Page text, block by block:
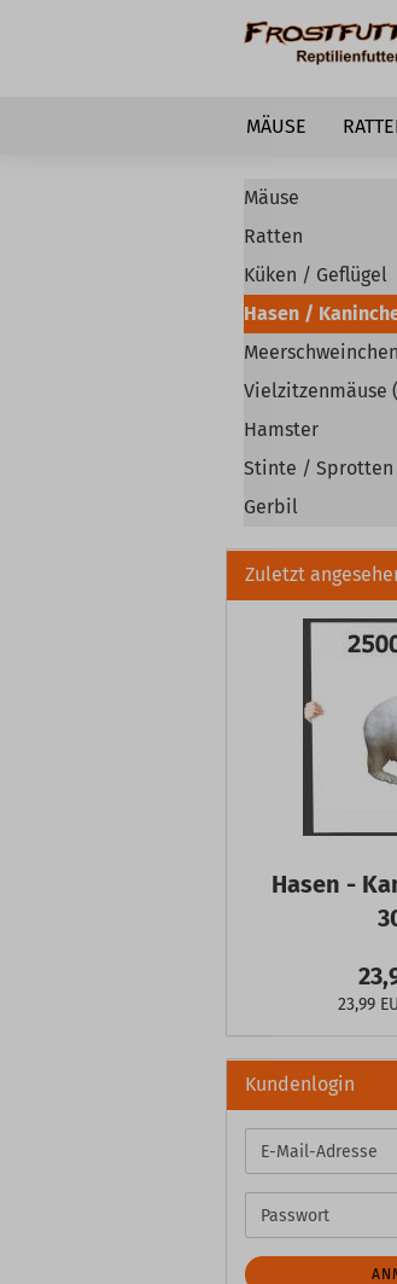
MÄUSE
Mäuse
Ratten
Küken / Geflügel
Hasen /
Meerschweinchen
Vielzitzenmäuse
Hamster
Stinte / Sprotten
Gerbil
Zuletzt
Hasen -
23,99
Kundenlogin
E-
Mail-
Adresse
Passwort